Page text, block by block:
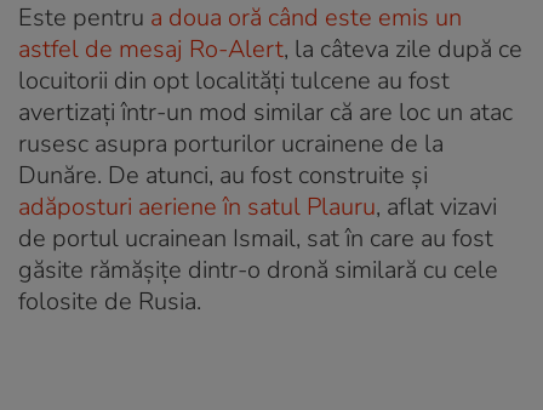
Este pentru a doua oră când este emis un
astfel de mesaj Ro-Alert, la câteva zile după ce
locuitorii din opt localități tulcene au fost
avertizați într-un mod similar că are loc un atac
rusesc asupra porturilor ucrainene de la
Dunăre. De atunci, au fost construite și
adăposturi aeriene în satul Plauru, aflat vizavi
de portul ucrainean Ismail, sat în care au fost
găsite rămășițe dintr-o dronă similară cu cele
folosite de Rusia.